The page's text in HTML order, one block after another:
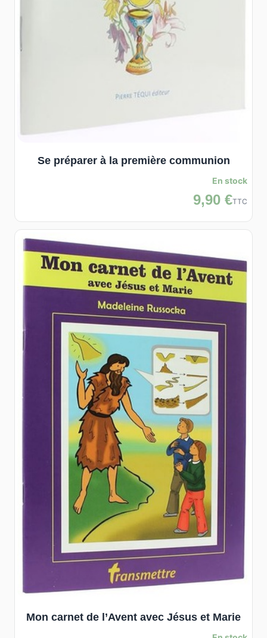
Se préparer à la première communion
En stock
9,90 €TTC
Mon carnet de l’Avent avec Jésus et Marie